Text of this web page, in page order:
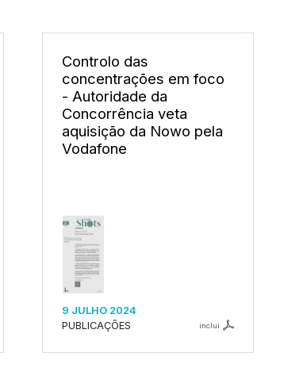
Controlo das
concentrações em foco
- Autoridade da
Concorrência veta
aquisição da Nowo pela
Vodafone
9 JULHO 2024
PUBLICAÇÕES
inclui